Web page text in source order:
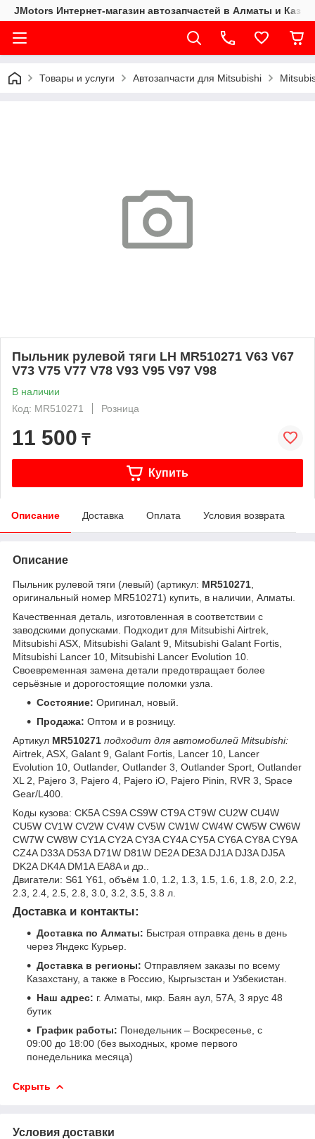
JMotors Интернет-магазин автозапчастей в Алматы и
Товары и услуги Автозапчасти для Mitsubishi
Пыльник рулевой тяги LH MR510271 V63 V67
V73 V75 V77 V78 V93 V95 V97 V98
В наличии
Код: MR510271
Розница
11 500 ₸
Купить
Описание Доставка Оплата Условия возврата
Описание
Пыльник рулевой тяги (левый) (артикул: MR510271
оригинальный номер MR510271) купить, в наличии, Алматы.
Качественная деталь, изготовленная в соответствии с
заводскими допусками. Подходит для Mitsubishi Airtrek,
Mitsubishi ASX, Mitsubishi Galant 9, Mitsubishi Galant Fortis,
Mitsubishi Lancer 10, Mitsubishi Lancer Evolution 10.
Своевременная замена детали предотвращает более
серьёзные и дорогостоящие поломки узла.
Состояние: Оригинал, новый.
Продажа: Оптом и в розницу.
Артикул MR510271 подходит для автомобилей Mitsubishi:
Airtrek, ASX, Galant 9, Galant Fortis, Lancer 10, Lancer
Evolution 10, Outlander, Outlander 3, Outlander Sport, Outlander
XL 2, Pajero 3, Pajero 4, Pajero iO, Pajero Pinin, RVR 3, Space
Gear/L400.
Коды кузова: CK5A CS9A CS9W CT9A CT9W CU2W CU4W
CU5W CV1W CV2W CV4W CV5W CW1W CW4W CW5W CW6W
CW7W CW8W CY1A CY2A CY3A CY4A CY5A CY6A CY8A CY9A
CZ4A D33A D53A D71W D81W DE2A DE3A DJ1A DJ3A DJ5A
DK2A DK4A DM1A EA8A и др..
Двигатели: S61 Y61, объём 1.0, 1.2, 1.3, 1.5, 1.6, 1.8, 2.0, 2.2,
2.3, 2.4, 2.5, 2.8, 3.0, 3.2, 3.5, 3.8 л.
Доставка и контакты:
Доставка по Алматы: Быстрая отправка день в день
через Яндекс Курьер.
Доставка в регионы: Отправляем заказы по всему
Казахстану, а также в Россию, Кыргызстан и Узбекистан.
Наш адрес: г. Алматы, мкр. Баян аул, 57А, 3 ярус 48
бутик
График работы: Понедельник – Воскресенье, с
09:00 до 18:00 (без выходных, кроме первого
понедельника месяца)
Скрыть
Условия доставки